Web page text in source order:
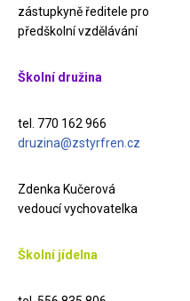
zástupkyně ředitele pro
předškolní vzdělávání
Školní družina
tel. 770 162 966
druzina@zstyrfren.cz
Zdenka Kučerová
vedoucí vychovatelka
Školní jídelna